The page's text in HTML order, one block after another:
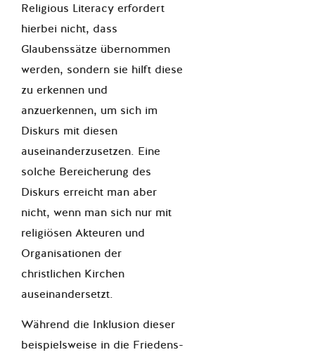
Religious Literacy erfordert
hierbei nicht, dass
Glaubenssätze übernommen
werden, sondern sie hilft diese
zu erkennen und
anzuerkennen, um sich im
Diskurs mit diesen
auseinanderzusetzen. Eine
solche Bereicherung des
Diskurs erreicht man aber
nicht, wenn man sich nur mit
religiösen Akteuren und
Organisationen der
christlichen Kirchen
auseinandersetzt.
Während die Inklusion dieser
beispielsweise in die Friedens-